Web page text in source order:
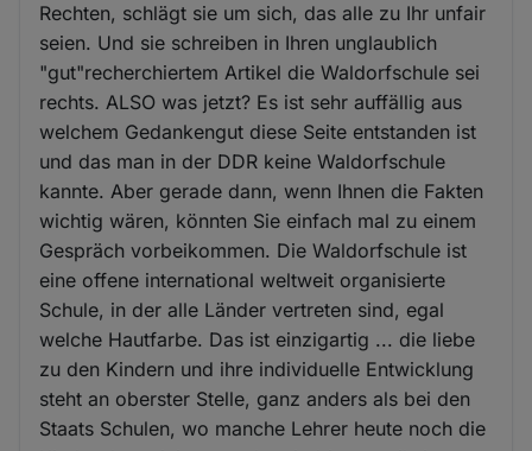
Rechten, schlägt sie um sich, das alle zu Ihr unfair
seien. Und sie schreiben in Ihren unglaublich
"gut"recherchiertem Artikel die Waldorfschule sei
rechts. ALSO was jetzt? Es ist sehr auffällig aus
welchem Gedankengut diese Seite entstanden ist
und das man in der DDR keine Waldorfschule
kannte. Aber gerade dann, wenn Ihnen die Fakten
wichtig wären, könnten Sie einfach mal zu einem
Gespräch vorbeikommen. Die Waldorfschule ist
eine offene international weltweit organisierte
Schule, in der alle Länder vertreten sind, egal
welche Hautfarbe. Das ist einzigartig ... die liebe
zu den Kindern und ihre individuelle Entwicklung
steht an oberster Stelle, ganz anders als bei den
Staats Schulen, wo manche Lehrer heute noch die